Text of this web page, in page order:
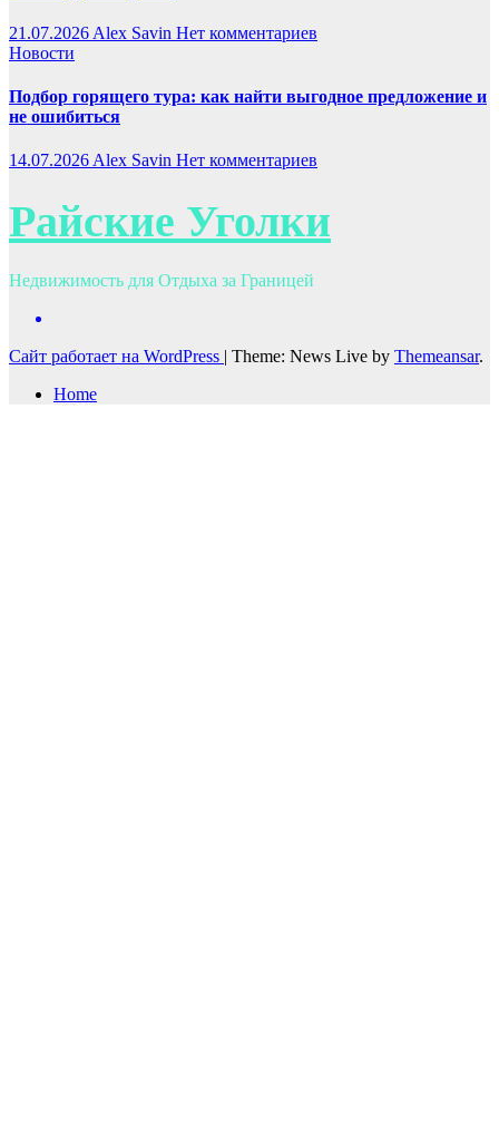
21.07.2026 Alex Savin Нет комментариев
Новости
Подбор горящего тура: как найти выгодное предложение и
не ошибиться
14.07.2026 Alex Savin Нет комментариев
Райские Уголки
Недвижимость для Отдыха за Границей
Сайт работает на WordPress | Theme: News Live by Themeansar.
Home